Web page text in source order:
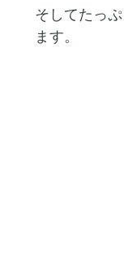
そしてたっ
ます。